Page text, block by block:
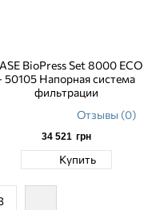
BioPress Set 8000 ECO
50105 Напорная система
фильтрации
Отзывы (0)
34 521 грн
Купить